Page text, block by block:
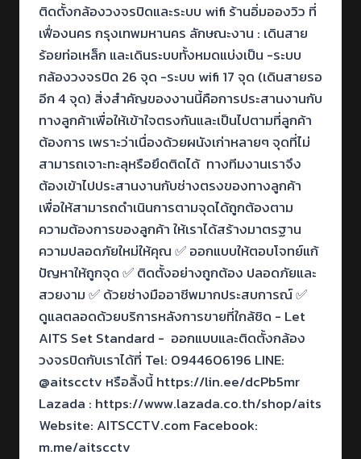
ติดตั้งกล้องวงจรปิดและระบบ wifi ร้านอิ่มอองวิว ที่
เฟื่องนคร กรุงเทพมหานคร ลักษณะงาน : เดินสาย
ร้อยท่อเหล็ก และเดินระบบทั้งหมดแบ่งเป็น -ระบบ
กล้องวงจรปิด 26 จุด -ระบบ wifi 17 จุด (เดินสายรอ
อีก 4 จุด) สิ่งสำคัญของงานนี้คือการประสานงานกับ
ทางลูกค้าเพื่อให้เข้าใจตรงกันและเป็นไปตามที่ลูกค้า
ต้องการ เพราะว่าเนื่องด้วยผนังเก่าหลายๆ จุดที่ไม่
สามารถเจาะทะลุหรือยึดติดได้ ทางทีมงานเราจึง
ต้องเข้าไปประสานงานกับช่างตรงของทางลูกค้า
เพื่อให้สามารถดำเนินการตามจุดได้ถูกต้องตาม
ความต้องการของลูกค้า ให้เราได้สร้างมาตรฐาน
ความปลอดภัยใหม่ให้คุณ ✅ ออกแบบให้ตอบโจทย์แก้
ปัญหาให้ถูกจุด ✅ ติดตั้งอย่างถูกต้อง ปลอดภัยและ
สวยงาม ✅ ด้วยช่างมืออาชีพมากประสบการณ์ ✅
ดูแลตลอดด้วยบริการหลังการขายที่ใกล้ชิด - Let
AITS Set Standard - ออกแบบและติดตั้งกล้อง
วงจรปิดกับเราได้ที่ Tel: 0944606196 LINE:
@aitscctv หรือลิ้งนี้ https://lin.ee/dcPb5mr
Lazada : https://www.lazada.co.th/shop/aits
Website: AITSCCTV.com Facebook:
m.me/aitscctv